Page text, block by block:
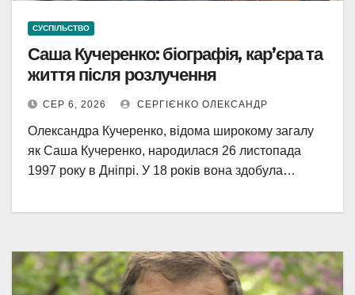
СУСПІЛЬСТВО
Саша Кучеренко: біографія, кар’єра та
життя після розлучення
СЕР 6, 2026 СЕРГІЄНКО ОЛЕКСАНДР
Олександра Кучеренко, відома широкому загалу
як Саша Кучеренко, народилася 26 листопада
1997 року в Дніпрі. У 18 років вона здобула…